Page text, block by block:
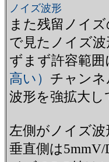
ノイズ波形
また残留ノイ
で見たノイズ
ずまず許容範
高い） チャン
波形を強拡大
左側がノイズ
垂直側は